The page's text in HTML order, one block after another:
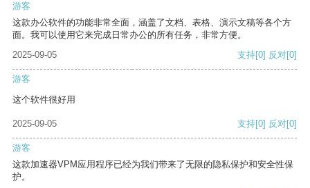
游客
这款办公软件的功能非常全面，涵盖了文档、表格、演示文稿等各个方
面。我可以使用它来完成日常办公的所有任务，非常方便。
2025-09-05
支持[0] 反对[0]
游客
这个软件很好用
2025-09-05 支持[0] 反对[0]
游客
这款加速器VPM应用程序已经为我们带来了无限的隐私保护和安全性保
护。